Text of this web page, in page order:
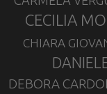
CECILIA
CHIARA
DEBORA